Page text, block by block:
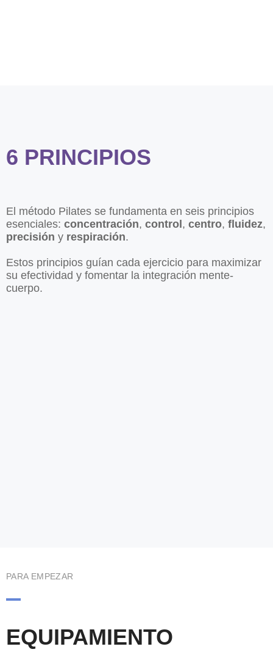
6 PRINCIPIOS
El método Pilates se fundamenta en seis principios
esenciales: concentración, control, centro, fluidez,
precisión y respiración.
Estos principios guían cada ejercicio para maximizar
su efectividad y fomentar la integración mente-
cuerpo.
PARA EMPEZAR
EQUIPAMIENTO